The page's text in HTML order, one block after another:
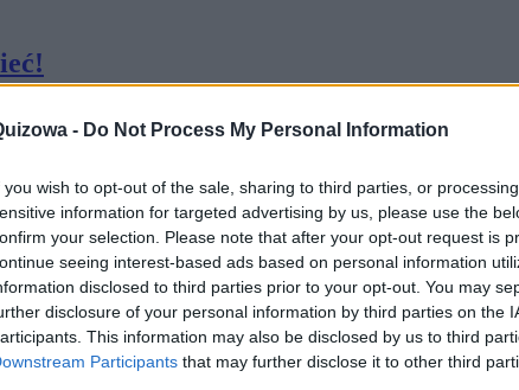
- Do Not Process My Personal Information
you wish to opt-out of the sale, sharing to third parties, or
information for targeted advertising by us, please use the
your selection. Please note that after your opt-out request is
seeing interest-based ads based on personal information
disclosed to third parties prior to your opt-out. You may
disclosure of your personal information by third parties on the
This information may also be disclosed by us to third
Participants that may further disclose it to other third